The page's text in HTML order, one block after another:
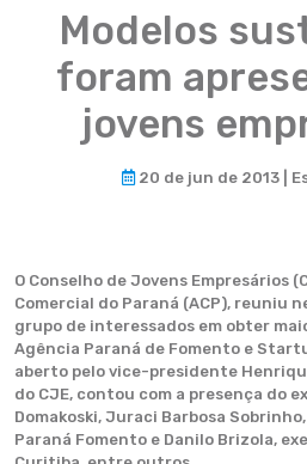
Modelos
foram
jovens
20 de jun de 2013 |
O Conselho de Jovens Empresários
Comercial do Paraná (ACP), reuniu
grupo de interessados em obter
Agência Paraná de Fomento e
aberto pelo vice-presidente
do CJE, contou com a presença do
Domakoski, Juraci Barbosa
Paraná Fomento e Danilo Brizola,